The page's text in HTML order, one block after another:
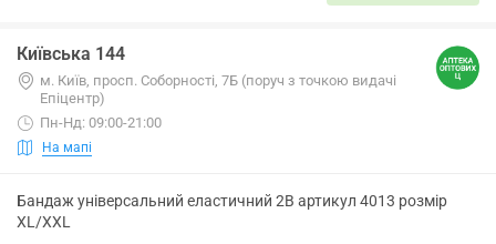
Київська 144
м. Київ, просп. Соборності, 7Б (поруч з точкою видачі
Епіцентр)
Пн-Нд: 09:00-21:00
На мапі
Бандаж універсальний еластичний 2B артикул 4013 розмір
XL/XXL